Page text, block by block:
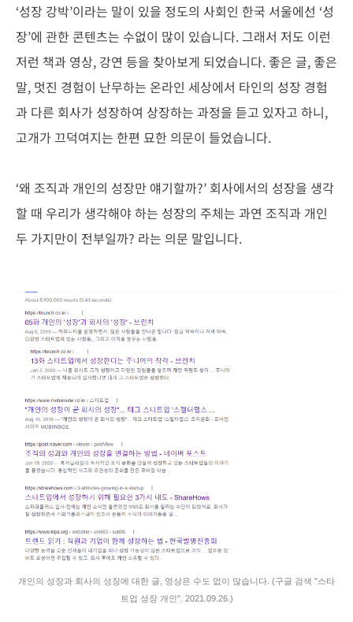
‘성장 강박’이라는 말이 있을 정도의 사회인 한국 서울에선 ‘성
장’에 관한 콘텐츠는 수없이 많이 있습니다. 그래서 저도 이런
저런 책과 영상, 강연 등을 찾아보게 되었습니다. 좋은 글, 좋은
말, 멋진 경험이 난무하는 온라인 세상에서 타인의 성장 경험
과 다른 회사가 성장하여 상장하는 과정을 듣고 있자고 하니,
고개가 끄덕여지는 한편 묘한 의문이 들었습니다.
‘왜 조직과 개인의 성장만 얘기할까?’ 회사에서의 성장을 생각
할 때 우리가 생각해야 하는 성장의 주체는 과연 조직과 개인
두 가지만이 전부일까? 라는 의문 말입니다.
개인의 성장과 회사의 성장에 대한 글, 영상은 수도 없이 많습니다. (구글 검색 "스타
트업 성장 개인". 2021.09.26.)